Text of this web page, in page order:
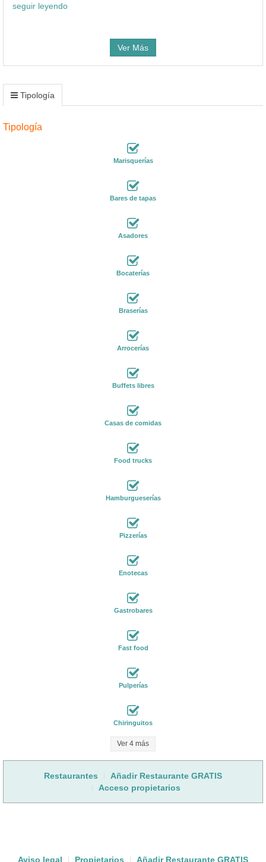
seguir leyendo
Ver Más
Tipología
Tipología
Marisquerías
Bares de tapas
Asadores
Bocaterías
Braserías
Arrocerías
Buffets libres
Casas de comidas
Food trucks
Hamburgueserías
Pizzerías
Enotecas
Gastrobares
Fast food
Pulperías
Chiringuitos
Ver 4 más
Restaurantes
Añadir Restaurante GRATIS
Acceso propietarios
Aviso legal Propietarios Añadir Restaurante GRATIS